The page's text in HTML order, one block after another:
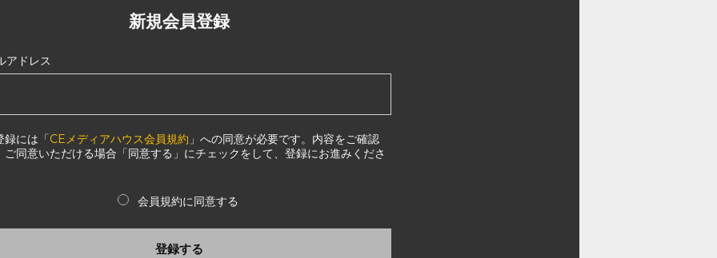
新規会員登録
アドレス
録には「CEメディアハウス会員規約 」への同意が必要です。内容をご確認
ご同意いただける場合「同意する」にチェックをして、登録にお進みくださ
会員規約に同意する
登録する